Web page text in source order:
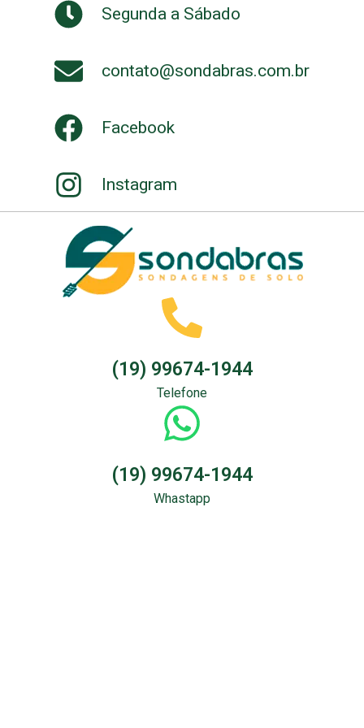
Segunda a Sábado
contato@sondabras.com.br
Facebook
Instagram
(19) 99674-1944
Telefone
(19) 99674-1944
Whastapp